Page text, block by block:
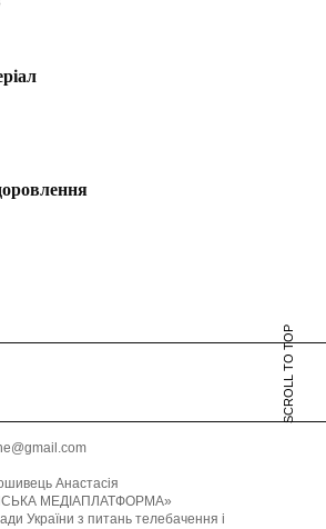
SCROLL TO TOP
Анастасія
МЕДІАПЛАТФОРМА»
України з питань телебачення і